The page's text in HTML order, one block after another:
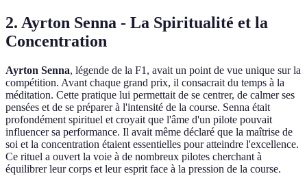
2. Ayrton Senna - La Spiritualité et la
Concentration
Ayrton Senna, légende de la F1, avait un point de vue unique sur la
compétition. Avant chaque grand prix, il consacrait du temps à la
méditation. Cette pratique lui permettait de se centrer, de calmer ses
pensées et de se préparer à l'intensité de la course. Senna était
profondément spirituel et croyait que l'âme d'un pilote pouvait
influencer sa performance. Il avait même déclaré que la maîtrise de
soi et la concentration étaient essentielles pour atteindre l'excellence.
Ce rituel a ouvert la voie à de nombreux pilotes cherchant à
équilibrer leur corps et leur esprit face à la pression de la course.